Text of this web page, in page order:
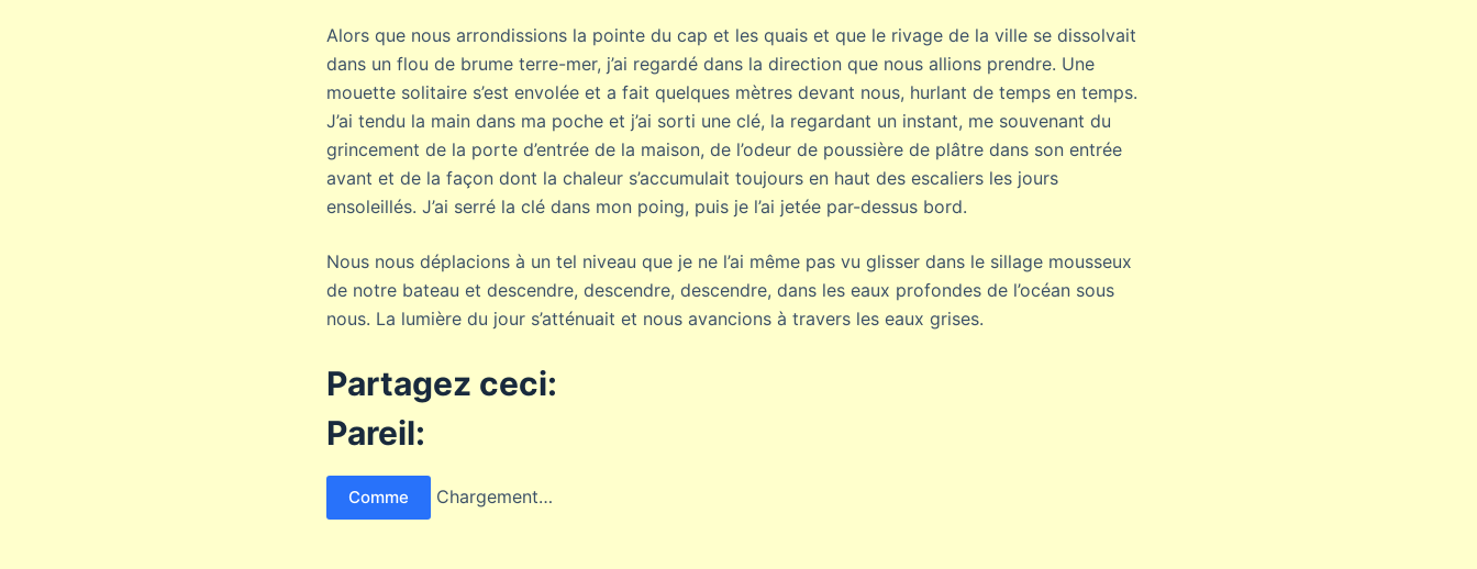
Alors que nous arrondissions la pointe du cap et les quais et que le rivage de la ville se dissolvait
dans un flou de brume terre-mer, j’ai regardé dans la direction que nous allions prendre. Une
mouette solitaire s’est envolée et a fait quelques mètres devant nous, hurlant de temps en temps.
J’ai tendu la main dans ma poche et j’ai sorti une clé, la regardant un instant, me souvenant du
grincement de la porte d’entrée de la maison, de l’odeur de poussière de plâtre dans son entrée
avant et de la façon dont la chaleur s’accumulait toujours en haut des escaliers les jours
ensoleillés. J’ai serré la clé dans mon poing, puis je l’ai jetée par-dessus bord.
Nous nous déplacions à un tel niveau que je ne l’ai même pas vu glisser dans le sillage mousseux
de notre bateau et descendre, descendre, descendre, dans les eaux profondes de l’océan sous
nous. La lumière du jour s’atténuait et nous avancions à travers les eaux grises.
Partagez ceci:
Pareil:
Comme Chargement…